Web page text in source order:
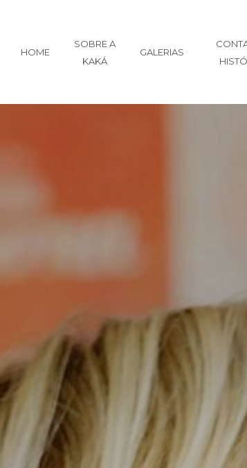
HOME
SOBRE A
KAKÁ
GALERIAS